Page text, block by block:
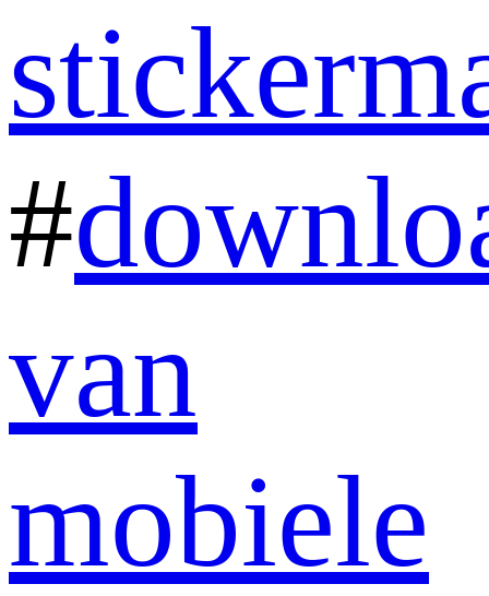
#
van
mobiele